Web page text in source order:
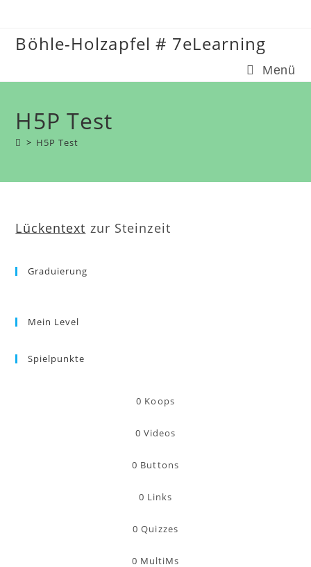
springen
Böhle-Holzapfel # 7eLearning
Menü
H5P Test
> H5P Test
Lückentext zur Steinzeit
Graduierung
Mein Level
Spielpunkte
0 Koops
0 Videos
0 Buttons
0 Links
0 Quizzes
0 MultiMs